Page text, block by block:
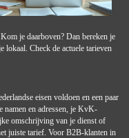
je daarboven? Dan bereken je
lokaal. Check de actuele tarieven
eisen voldoen en een paar
namen en adressen, je KvK-
omschrijving van je dienst of
juiste tarief. Voor B2B-klanten in